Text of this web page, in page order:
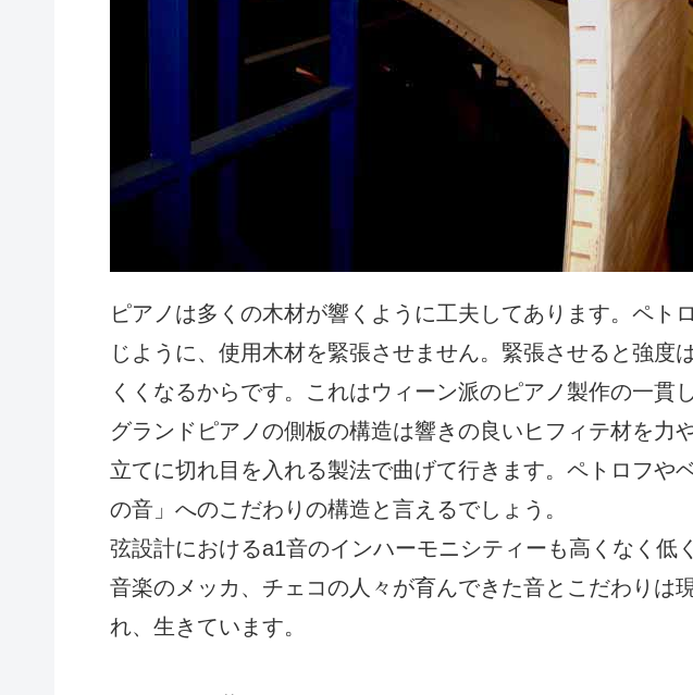
ピアノは多くの木材が響くように工夫してあります。ペト
じように、使用木材を緊張させません。緊張させると強度
くくなるからです。これはウィーン派のピアノ製作の一貫
グランドピアノの側板の構造は響きの良いヒフィテ材を力
立てに切れ目を入れる製法で曲げて行きます。ペトロフや
の音」へのこだわりの構造と言えるでしょう。
弦設計におけるa1音のインハーモニシティーも高くなく低
音楽のメッカ、チェコの人々が育んできた音とこだわりは
れ、生きています。